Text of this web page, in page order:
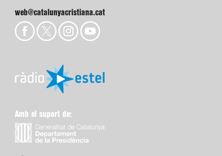
web@catalunyacristiana.cat
Amb el suport de: